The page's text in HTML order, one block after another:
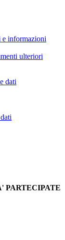
e informazioni
ulteriori
dati
PARTECIPATE